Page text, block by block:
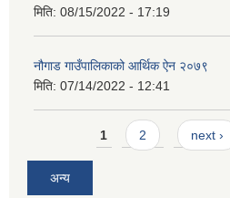
मिति: 08/15/2022 - 17:19
नौगाड गाउँपालिकाको आर्थिक ऐन २०७९
मिति: 07/14/2022 - 12:41
Pages1 2 next ›
अन्य